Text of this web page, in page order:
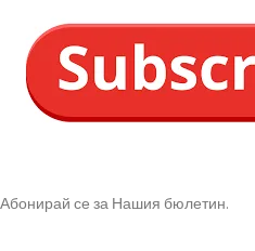
Абонирай се за Нашия бюлетин.